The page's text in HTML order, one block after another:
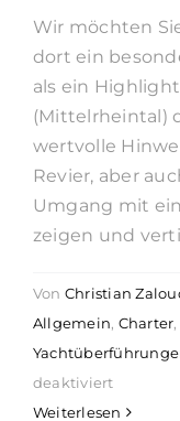
Wir möchten
dort ein
als ein
(Mittelrheintal)
wertvolle
Revier, aber
Umgang mit
zeigen und
Von Christian
Allgemein, Charter,
deaktiviertfür
Weiterlesen